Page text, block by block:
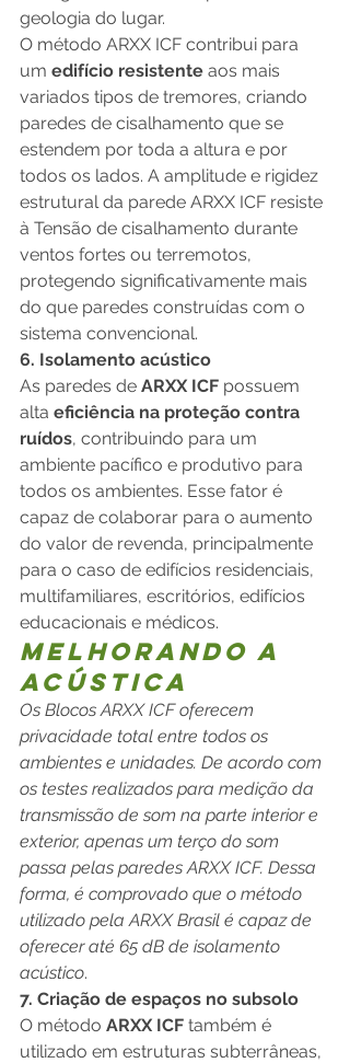
geologia do lugar.
O método ARXX ICF contribui para
um edifício resistente aos mais
variados tipos de tremores, criando
paredes de cisalhamento que se
estendem por toda a altura e por
todos os lados. A amplitude e rigidez
estrutural da parede ARXX ICF resiste
à Tensão de cisalhamento durante
ventos fortes ou terremotos,
protegendo significativamente mais
do que paredes construídas com o
sistema convencional.
6. Isolamento acústico
As paredes de ARXX ICF possuem
alta eficiência na proteção contra
ruídos, contribuindo para um
ambiente pacífico e produtivo para
todos os ambientes. Esse fator é
capaz de colaborar para o aumento
do valor de revenda, principalmente
para o caso de edifícios residenciais,
multifamiliares, escritórios, edifícios
educacionais e médicos.
Melhorando a
Acústica
Os Blocos ARXX ICF oferecem
privacidade total entre todos os
ambientes e unidades. De acordo com
os testes realizados para medição da
transmissão de som na parte interior e
exterior, apenas um terço do som
passa pelas paredes ARXX ICF. Dessa
forma, é comprovado que o método
utilizado pela ARXX Brasil é capaz de
oferecer até 65 dB de isolamento
acústico.
7. Criação de espaços no subsolo
O método ARXX ICF também é
utilizado em estruturas subterrâneas,